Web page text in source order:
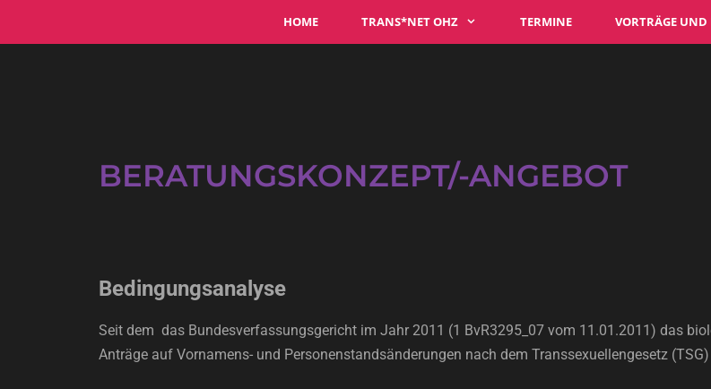
HOME TRANS*NET OHZ TERMINE VORTRÄGE
BERATUNGSKONZEPT/-ANGEBOT
Bedingungsanalyse
Seit dem das Bundesverfassungsgericht im Jahr 2011 (1 BvR3295_07 vom 11.01.2011) das
Anträge auf Vornamens- und Personenstandsänderungen nach dem Transsexuellengesetz